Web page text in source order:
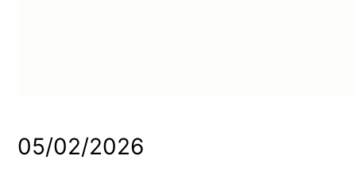
05/02/2026